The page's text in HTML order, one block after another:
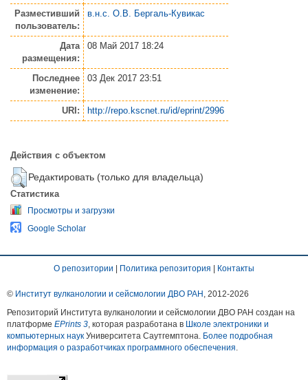
Разместивший
пользователь:
в.н.с. О.В. Бергаль-Кувикас
Дата
размещения:
08 Май 2017 18:24
Последнее
изменение:
03 Дек 2017 23:51
URI: http://repo.kscnet.ru/id/eprint/2996
Действия с объектом
Редактировать (только для владельца)
Статистика
Просмотры и загрузки
Google Scholar
О репозитории | Политика репозитория | Контакты
© Институт вулканологии и сейсмологии ДВО РАН , 2012-2026
Репозиторий Института вулканологии и сейсмологии ДВО РАН создан на
платформе EPrints 3 , которая разработана в Школе электроники и
компьютерных наук Университета Саутгемптона. Более подробная
информация о разработчиках программного обеспечения